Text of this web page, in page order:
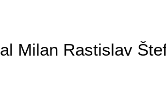
Milan Rastislav